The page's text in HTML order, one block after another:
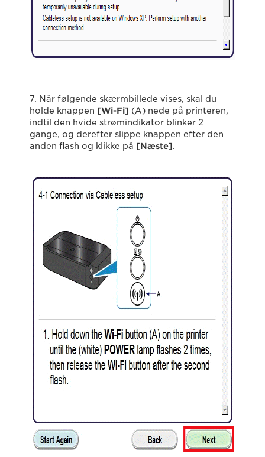
7. Når følgende skærmbillede vises, skal du
holde knappen [Wi-Fi] (A) nede på printeren,
indtil den hvide strømindikator blinker 2
gange, og derefter slippe knappen efter den
anden flash og klikke på [Næste].